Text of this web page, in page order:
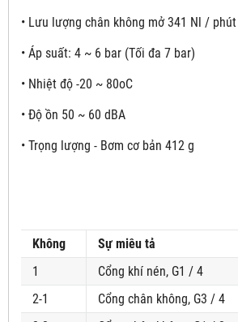
• Lưu lượng chân không mở 341 Nl / phút
• Áp suất: 4 ~ 6 bar (Tối đa 7 bar)
• Nhiệt độ -20 ~ 80oC
• Độ ồn 50 ~ 60 dBA
• Trọng lượng - Bơm cơ bản 412 g
Không
Sự miêu tả
1
Cổng khí nén, G1 / 4
2-1
Cổng chân không, G3 / 4